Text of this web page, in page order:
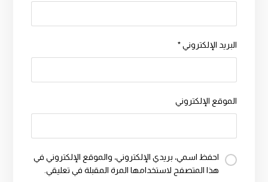
البريد الإلكتروني*
الموقع الإلكتروني
احفظ اسمي، بريدي الإلكتروني، والموقع الإلكتروني في
هذا المتصفح لاستخدامها المرة المقبلة في تعليقي.